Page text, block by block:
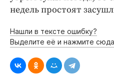
недель простоят
Нашли в тексте ошибку?
Выделите её и нажмите